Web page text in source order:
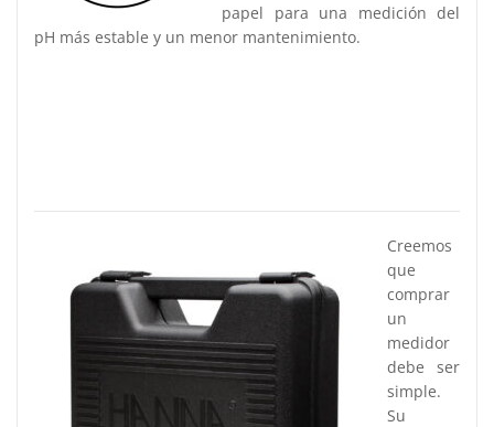
papel para una medición del
pH más estable y un menor mantenimiento.
Creemos
que
comprar
un
medidor
debe ser
simple.
Su